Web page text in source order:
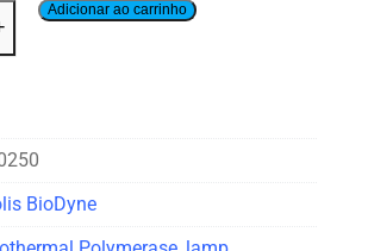
Adicionar ao carrinho
BioDyne